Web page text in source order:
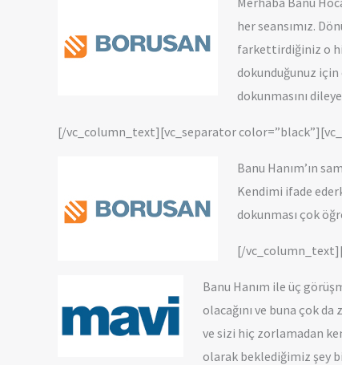
her seansımız.
farkettirdiğiniz o
dokunduğunuz için
dokunmasını
[/vc_column_text][vc_separator
Banu Hanım’ın
Kendimi ifade
dokunması çok
[/
Banu Hanım ile üç
olacağını ve buna çok
ve sizi hiç zorlamadan
olarak beklediğimiz şey